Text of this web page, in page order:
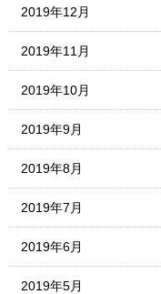
2019年12月
2019年11月
2019年10月
2019年9月
2019年8月
2019年7月
2019年6月
2019年5月